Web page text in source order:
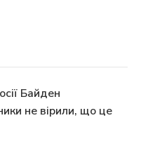
Байден
не вірили, що це